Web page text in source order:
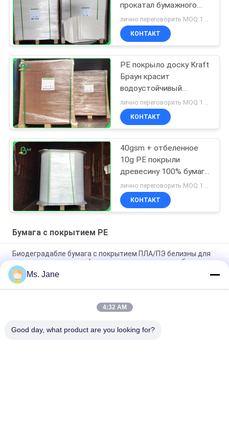
прокатал бумажного
белого покрытого
Брауна 300g + 15g
лично переговорить MOQ:1 тонна
КОНТАКТ
PE покрыло доску Kraft
Браун красит
водоустойчивый
270gsm + 18g для
пищевого контейнера
КОНТАКТ
40gsm + отбеленное
10g PE покрыли
древесину 100% бумаги
Kraft для пакуя закусок
КОНТАКТ
Бумага с покрытием PE
Биодеградабле бумага с покрытием ПЛА/ПЭ белизны для
мороженого придает форму чашки эко- дружелюбное
бумага Дурабле 150ум 200ум не Теарабле синтетическая
для материала рекламы
80gsm 100gsm бумага с покрытием водоустойчивых &
Ms. Jane
4:32 AM
Good day, what product are you looking for?